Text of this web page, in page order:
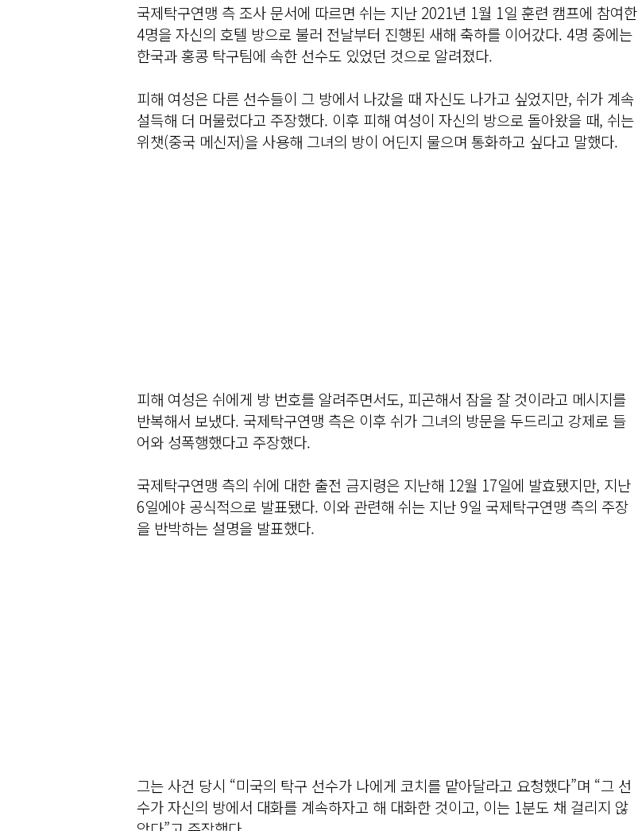
국제탁구연맹 측 조사 문서에 따르면 쉬는 지난 2021년 1월 1일 훈련 캠프에 참여한
4명을 자신의 호텔 방으로 불러 전날부터 진행된 새해 축하를 이어갔다. 4명 중에는
한국과 홍콩 탁구팀에 속한 선수도 있었던 것으로 알려졌다.
피해 여성은 다른 선수들이 그 방에서 나갔을 때 자신도 나가고 싶었지만, 쉬가 계속
설득해 더 머물렀다고 주장했다. 이후 피해 여성이 자신의 방으로 돌아왔을 때, 쉬는
위챗(중국 메신저)을 사용해 그녀의 방이 어딘지 물으며 통화하고 싶다고 말했다.
피해 여성은 쉬에게 방 번호를 알려주면서도, 피곤해서 잠을 잘 것이라고 메시지를
반복해서 보냈다. 국제탁구연맹 측은 이후 쉬가 그녀의 방문을 두드리고 강제로 들
어와 성폭행했다고 주장했다.
국제탁구연맹 측의 쉬에 대한 출전 금지령은 지난해 12월 17일에 발효됐지만, 지난
6일에야 공식적으로 발표됐다. 이와 관련해 쉬는 지난 9일 국제탁구연맹 측의 주장
을 반박하는 설명을 발표했다.
그는 사건 당시 “미국의 탁구 선수가 나에게 코치를 맡아달라고 요청했다”며 “그 선
수가 자신의 방에서 대화를 계속하자고 해 대화한 것이고, 이는 1분도 채 걸리지 않